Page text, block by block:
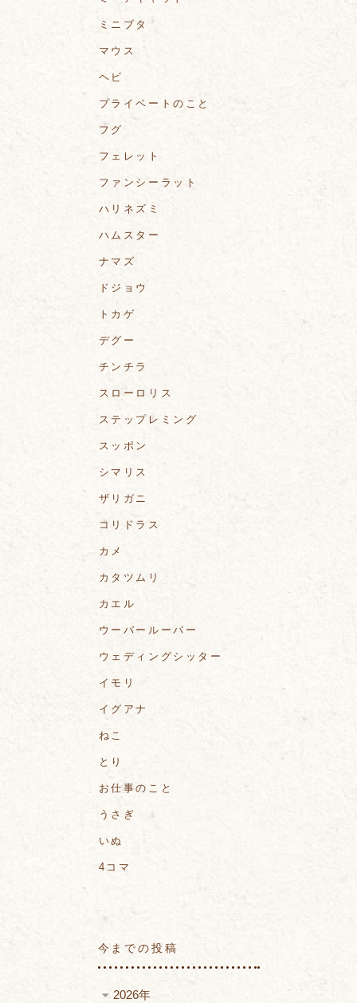
ミニブタ
マウス
ヘビ
プライベートのこと
フグ
フェレット
ファンシーラット
ハリネズミ
ハムスター
ナマズ
ドジョウ
トカゲ
デグー
チンチラ
スローロリス
ステップレミング
スッポン
シマリス
ザリガニ
コリドラス
カメ
カタツムリ
カエル
ウーパールーパー
ウェディングシッター
イモリ
イグアナ
ねこ
とり
お仕事のこと
うさぎ
いぬ
4コマ
今までの投稿
2026年